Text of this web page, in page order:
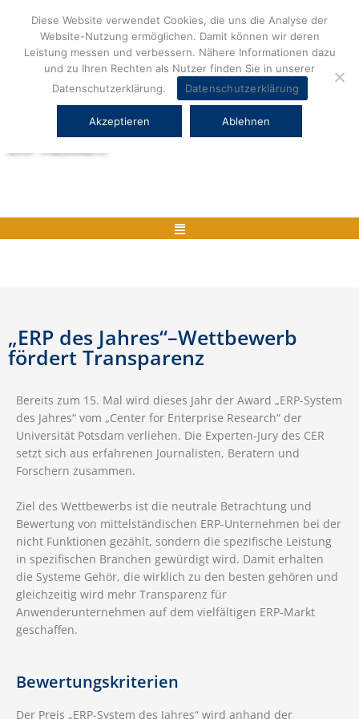
springen
Herstellerneutrale ERP Beratung und
Menü
„ERP des Jahres“–Wettbewerb
fördert Transparenz
Bereits zum 15. Mal wird dieses Jahr der Award „ERP-System
des Jahres“ vom „Center for Enterprise Research“ der
Universität Potsdam verliehen. Die Experten-Jury des CER
setzt sich aus erfahrenen Journalisten, Beratern und
Forschern zusammen.
Ziel des Wettbewerbs ist die neutrale Betrachtung und
Bewertung von mittelständischen ERP-Unternehmen bei der
nicht Funktionen gezählt, sondern die spezifische Leistung
in spezifischen Branchen gewürdigt wird. Damit erhalten
die Systeme Gehör, die wirklich zu den besten gehören und
gleichzeitig wird mehr Transparenz für
Anwenderunternehmen auf dem vielfältigen ERP-Markt
geschaffen.
Bewertungskriterien
Der Preis „ERP-System des Jahres“ wird anhand der
Diese Website verwendet Cookies, die uns die Analyse der
Website-Nutzung ermöglichen. Damit können wir deren
Leistung messen und verbessern. Nähere Informationen dazu
und zu Ihren Rechten als Nutzer finden Sie in unserer
Datenschutzerklärung.
Datenschutzerklärung
Akzeptieren Ablehnen